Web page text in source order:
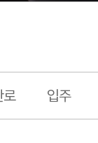
로 입주